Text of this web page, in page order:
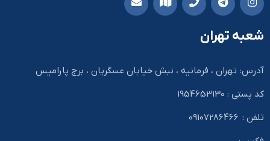
شعبه تهران
آدرس: تهران ، فرمانیه ، نبش خیابان عسگریان ، برج پارامیس
کد پستی : 1954653130
تلفن : 09107286466